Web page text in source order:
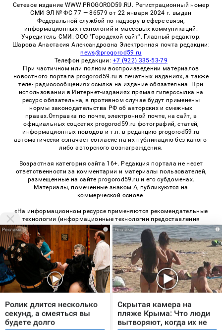
Сетевое издание WWW.PROGOROD59.RU. Регистрационный номер
СМИ ЭЛ № ФС 77 — 86579 от 22 января 2024 г. выдан
Федеральной службой по надзору в сфере связи,
информационных технологий и массовых коммуникаций.
Учредитель СМИ: ООО "Городской сайт". Главный редактор:
Шарова Анастасия Александровна Электронная почта редакции:
news@progorod59.ru
Телефон редакции: +7 (922) 335-53-79
При частичном или полном воспроизведении материалов
новостного портала progorod59.ru в печатных изданиях, а также
теле- радиосообщениях ссылка на издание обязательна. При
использовании в Интернет-изданиях прямая гиперссылка на
ресурс обязательна, в противном случае будут применены
нормы законодательства РФ об авторских и смежных
правах.Отправка по почте, электронной почте, на сайт, в
официальных соцсетях progorod59.ru фотографий, статей,
информационных поводов и т.п. в редакцию progorod59.ru
автоматически означает согласие на их публикацию без какого-
либо авторского вознаграждения.
Возрастная категория сайта 16+. Редакция портала не несет
ответственности за комментарии и материалы пользователей,
размещенные на сайте progorod59.ru и его субдоменах.
Материалы, помеченные знаком Δ, публикуются на
коммерческой основе.
«На информационном ресурсе применяются рекомендательные
технологии (информационные технологии предоставления
информации на основе сбора, систематизации и анализа
сведений, относящихся к предпочтениям пользователей сети
«Интернет», находящихся на территории Российской
Федерации)». Правила применения рекомендательных
технологий в виджетах рекламно-обменной сети«СМИ2» (PDF),
«Sparrow» (PDF)
© 2026 «Про Город Пермь» | Все права защищены
Возрастная категория сайта 16+
Политика конфиденциальности
i
Ролик длится несколько
секунд, а смеяться вы
будете долго
i
Скрытая камера на
пляже Крыма: Что люди
вытворяют, когда их не